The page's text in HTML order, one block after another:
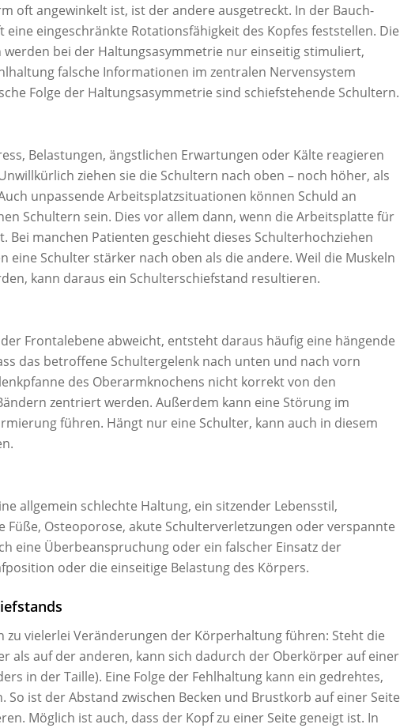
oft angewinkelt ist, ist der andere ausgetreckt. In der Bauch-
eine eingeschränkte Rotationsfähigkeit des Kopfes feststellen. Die
bei der Haltungsasymmetrie nur einseitig stimuliert,
falsche Informationen im zentralen Nervensystem
Folge der Haltungsasymmetrie sind schiefstehende Schultern.
Belastungen, ängstlichen Erwartungen oder Kälte reagieren
ziehen sie die Schultern nach oben – noch höher, als
unpassende Arbeitsplatzsituationen können Schuld an
Schultern sein. Dies vor allem dann, wenn die Arbeitsplatte für
Bei manchen Patienten geschieht dieses Schulterhochziehen
eine Schulter stärker nach oben als die andere. Weil die Muskeln
kann daraus ein Schulterschiefstand resultieren.
Frontalebene abweicht, entsteht daraus häufig eine hängende
das betroffene Schultergelenk nach unten und nach vorn
des Oberarmknochens nicht korrekt von den
zentriert werden. Außerdem kann eine Störung im
führen. Hängt nur eine Schulter, kann auch in diesem
allgemein schlechte Haltung, ein sitzender Lebensstil,
Füße, Osteoporose, akute Schulterverletzungen oder verspannte
eine Überbeanspruchung oder ein falscher Einsatz der
oder die einseitige Belastung des Körpers.
zu vielerlei Veränderungen der Körperhaltung führen: Steht die
als auf der anderen, kann sich dadurch der Oberkörper auf einer
in der Taille). Eine Folge der Fehlhaltung kann ein gedrehtes,
So ist der Abstand zwischen Becken und Brustkorb auf einer Seite
Möglich ist auch, dass der Kopf zu einer Seite geneigt ist. In